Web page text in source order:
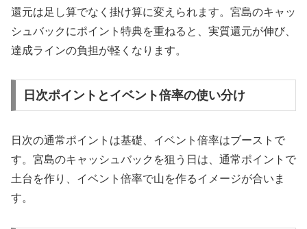
還元は足し算でなく掛け算に変えられます。宮島のキャッ
シュバックにポイント特典を重ねると、実質還元が伸び、
達成ラインの負担が軽くなります。
日次ポイントとイベント倍率の使い分け
日次の通常ポイントは基礎、イベント倍率はブーストで
す。宮島のキャッシュバックを狙う日は、通常ポイントで
土台を作り、イベント倍率で山を作るイメージが合いま
す。